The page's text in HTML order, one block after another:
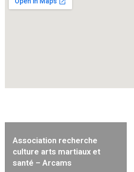
Association recherche
culture arts martiaux et
santé – Arcams